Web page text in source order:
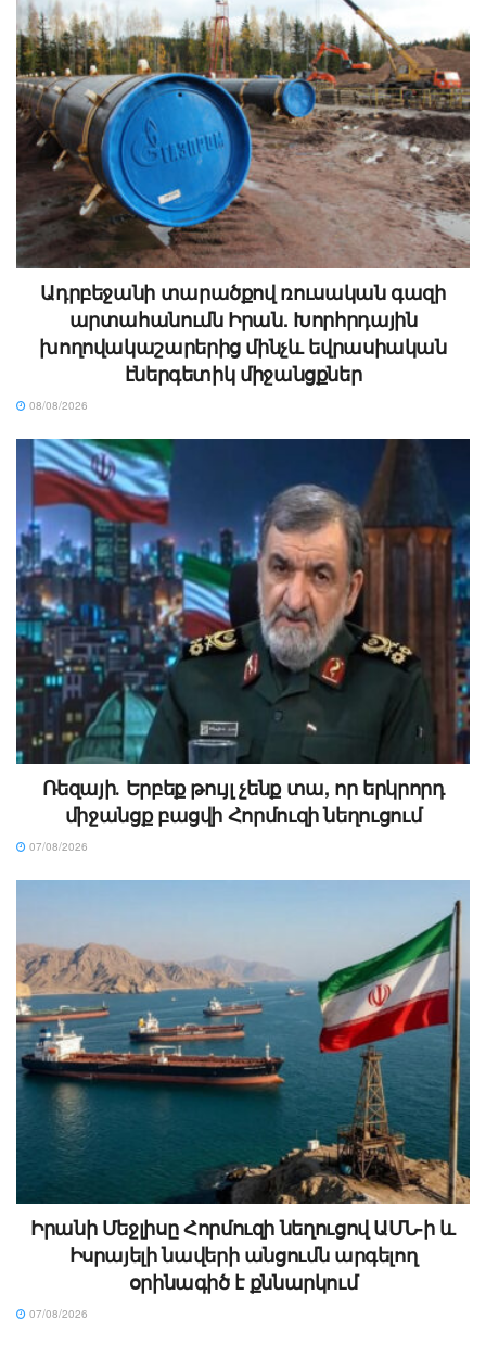
Ադրբեջանի տարածքով ռուսական գազի
արտահանումն Իրան. Խորհրդային
խողովակաշարերից մինչև եվրասիական
էներգետիկ միջանցքներ
08/08/2026
Ռեզայի․ Երբեք թույլ չենք տա, որ երկրորդ
միջանցք բացվի Հորմուզի նեղուցում
07/08/2026
Իրանի Մեջլիսը Հորմուզի նեղուցով ԱՄՆ-ի և
Իսրայելի նավերի անցումն արգելող
օրինագիծ է քննարկում
07/08/2026